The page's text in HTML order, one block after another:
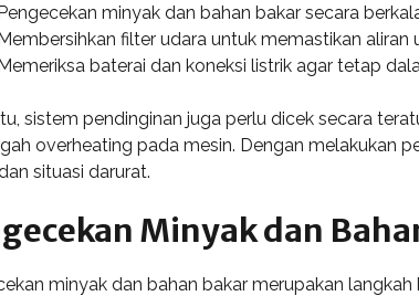
minyak dan bahan bakar secara
filter udara untuk memastikan aliran
baterai dan koneksi listrik agar tetap
sistem pendinginan juga perlu dicek secara
overheating pada mesin. Dengan melakukan
situasi darurat.
Minyak dan
minyak dan bahan bakar merupakan